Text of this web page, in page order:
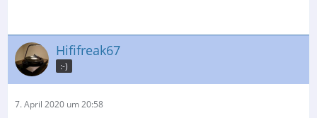
Hififreak67
:-)
7. April 2020 um 20:58